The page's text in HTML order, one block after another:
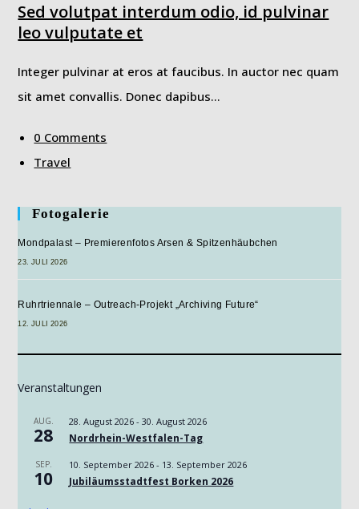
Sed volutpat interdum odio, id pulvinar
leo vulputate et
Integer pulvinar at eros at faucibus. In auctor nec quam
sit amet convallis. Donec dapibus…
0 Comments
Travel
Fotogalerie
Mondpalast – Premierenfotos Arsen & Spitzenhäubchen
23. JULI 2026
Ruhrtriennale – Outreach-Projekt „Archiving Future“
12. JULI 2026
Veranstaltungen
AUG.
28
28. August 2026 -30. August 2026
Nordrhein-Westfalen-Tag
SEP.
10
10. September 2026 - 13. September 2026
Jubiläumsstadtfest Borken 2026